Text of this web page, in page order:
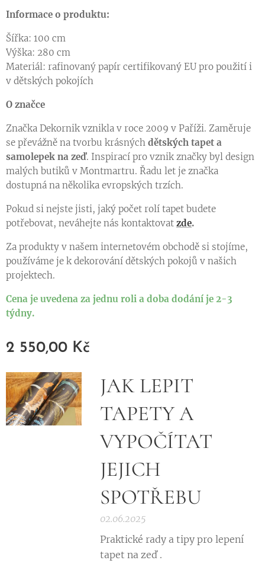
Informace o produktu:
Šířka: 100 cm
Výška: 280 cm
Materiál: rafinovaný papír certifikovaný EU pro použití i
v dětských pokojích
O značce
Značka Dekornik vznikla v roce 2009 v Paříži. Zaměruje
se převážně na tvorbu krásných dětských tapet a
samolepek na zeď. Inspirací pro vznik značky byl design
malých butiků v Montmartru. Řadu let je značka
dostupná na několika evropských trzích.
Pokud si nejste jisti, jaký počet rolí tapet budete
potřebovat, neváhejte nás kontaktovat zde.
Za produkty v našem internetovém obchodě si stojíme,
používáme je k dekorování dětských pokojů v našich
projektech.
Cena je uvedena za jednu roli a doba dodání je 2-3
týdny.
2 550,00 Kč
JAK LEPIT
TAPETY A
VYPOČÍTAT
JEJICH
SPOTŘEBU
02.06.2025
Praktické rady a tipy pro lepení
tapet na zeď .